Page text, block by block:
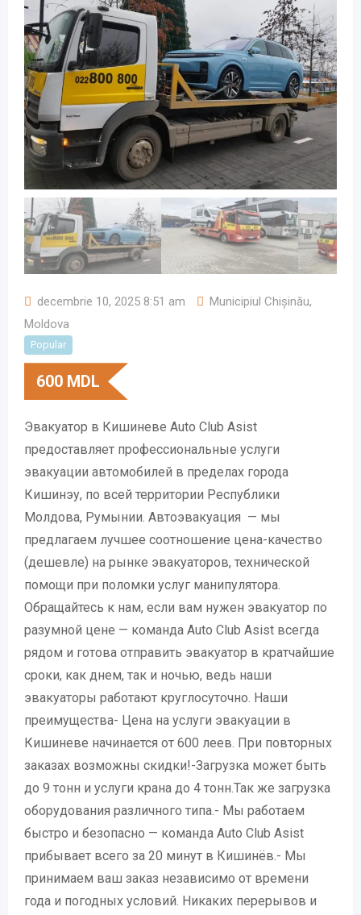
decembrie 10, 2025 8:51 am Municipiul Chișinău,
Moldova
Popular
600 MDL
Эвакуатор в Кишиневе Auto Club Asist
предоставляет профессиональные услуги
эвакуации автомобилей в пределах города
Кишинэу, по всей территории Республики
Молдова, Румынии. Автоэвакуация — мы
предлагаем лучшее соотношение цена-качество
(дешевле) на рынке эвакуаторов, технической
помощи при поломки услуг манипулятора.
Обращайтесь к нам, если вам нужен эвакуатор по
разумной цене — команда Auto Club Asist всегда
рядом и готова отправить эвакуатор в кратчайшие
сроки, как днем, так и ночью, ведь наши
эвакуаторы работают круглосуточно. Наши
преимущества- Цена на услуги эвакуации в
Кишиневе начинается от 600 леев. При повторных
заказах возможны скидки!-Загрузка может быть
до 9 тонн и услуги крана до 4 тонн.Так же загрузка
оборудования различного типа.- Мы работаем
быстро и безопасно — команда Auto Club Asist
прибывает всего за 20 минут в Кишинёв.- Мы
принимаем ваш заказ независимо от времени
года и погодных условий. Никаких перерывов и